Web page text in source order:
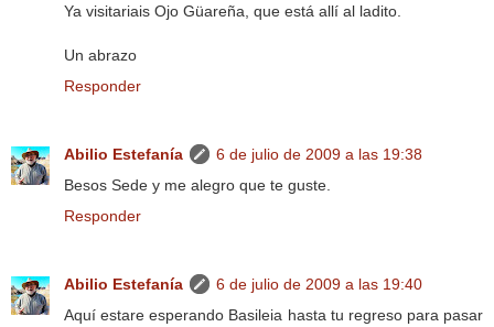
Ya visitariais Ojo Güareña, que está allí al ladito.
Un abrazo
Responder
Abilio Estefanía
6 de julio de 2009 a las 19:38
Besos Sede y me alegro que te guste.
Responder
Abilio Estefanía
6 de julio de 2009 a las 19:40
Aquí estare esperando Basileia hasta tu regreso para pasar